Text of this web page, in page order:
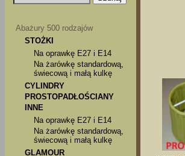
Abażury 500 rodzajów
STOŻKI
Na oprawkę E27 i E14
Na żarówkę standardową,
świecową i małą kulkę
CYLINDRY
PROSTOPADŁOŚCIANY
INNE
Na oprawkę E27 i E14
Na żarówkę standardową,
świecową i małą kulkę
GLAMOUR